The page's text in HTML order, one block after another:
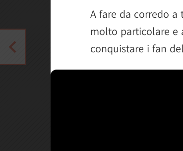
A fare da corredo
molto particolare e
conquistare i fan